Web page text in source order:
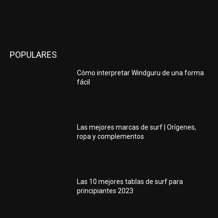
POPULARES
Cómo interpretar Windguru de una forma
fácil
Las mejores marcas de surf | Orígenes,
ropa y complementos
Las 10 mejores tablas de surf para
principiantes 2023